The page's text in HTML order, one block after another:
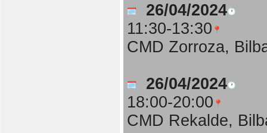
26/04/2024
11:30-13:30
CMD Zorroza,
26/04/2024
18:00-20:00
CMD Rekalde,